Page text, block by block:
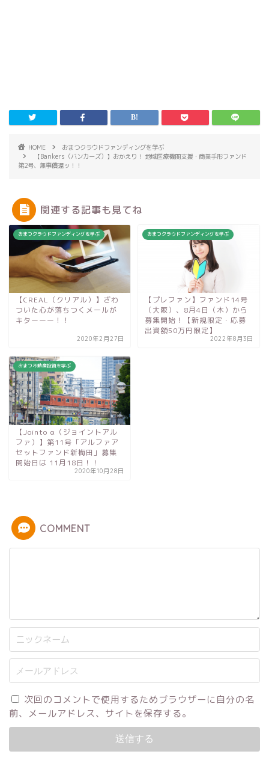
HOME
おまつクラウドファンディングを学ぶ
【Bankers（バンカーズ）】おかえり！ 地域医療機関支援・商業手形ファンド
第2号、無事償還ッ！！
関連する記事も見てね
おまつクラウドファンディングを学ぶ
【CREAL（クリアル）】ざわ
ついた心が落ちつくメールが
キターーー！！
2020年2月27日
おまつクラウドファンディングを学ぶ
【プレファン】ファンド14号
（大阪）、8月4日（木）から
募集開始！【新規限定・応募
出資額50万円限定】
2022年8月3日
おまつ不動産投資を学ぶ
【Jointo α（ジョイントアル
ファ）】第11号「アルファア
セットファンド新梅田」募集
開始日は 11月18日！！
2020年10月28日
COMMENT
次回のコメントで使用するためブラウザーに自分の名
前、メールアドレス、サイトを保存する。